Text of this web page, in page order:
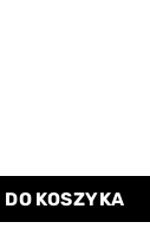
KOSZYKA